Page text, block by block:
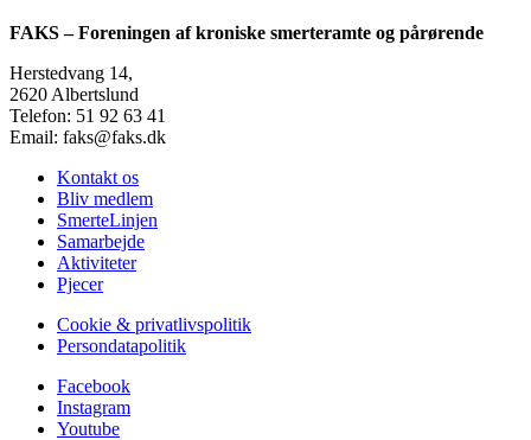
FAKS – Foreningen af kroniske smerteramte og pårørende
Herstedvang 14,
2620 Albertslund
Telefon: 51 92 63 41
Email: faks@faks.dk
Kontakt os
Bliv medlem
SmerteLinjen
Samarbejde
Aktiviteter
Pjecer
Cookie & privatlivspolitik
Persondatapolitik
Facebook
Instagram
Youtube